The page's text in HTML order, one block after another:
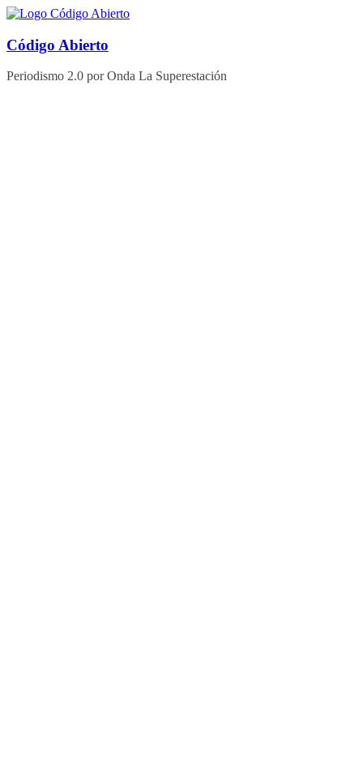
Saltar
contenido
Código Abierto
Periodismo 2.0 por Onda La Superestación